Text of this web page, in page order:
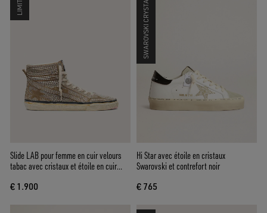
Slide LAB pour femme en cuir velours
tabac avec cristaux et étoile en cuir
€ 1.900
SWAROVSKI CRYSTALS
Hi Star avec étoile en cristaux
Swarovski et contrefort noir
€ 765